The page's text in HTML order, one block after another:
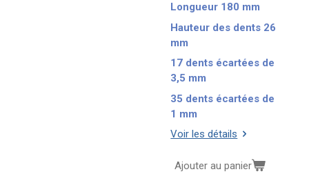
Longueur 180 mm
Hauteur des dents 26
mm
17 dents écartées de
3,5 mm
35 dents écartées de
1 mm
Voir les détails
Ajouter au panier